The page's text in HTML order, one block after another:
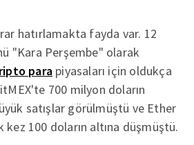
hatırlamakta fayda var. 12
"Kara Perşembe" olarak
para piyasaları için oldukça
700 milyon doların
satışlar görülmüştü ve Ether
kez 100 doların altına düşmüştü.